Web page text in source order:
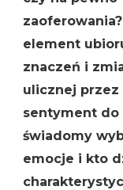
element
znaczeń i
ulicznej przez
sentyment do
świadomy
emocje i kto